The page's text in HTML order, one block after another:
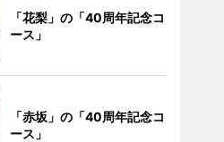
「花梨」の「40周年記念コ
ース」
「赤坂」の「40周年記念コ
ース」